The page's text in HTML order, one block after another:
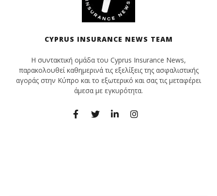
CYPRUS INSURANCE NEWS TEAM
Η συντακτική ομάδα του Cyprus Insurance News,
παρακολουθεί καθημερινά τις εξελίξεις της ασφαλιστικής
αγοράς στην Κύπρο και το εξωτερικό και σας τις μεταφέρει
άμεσα με εγκυρότητα.